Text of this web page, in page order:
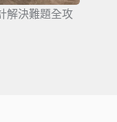
解決難題全攻